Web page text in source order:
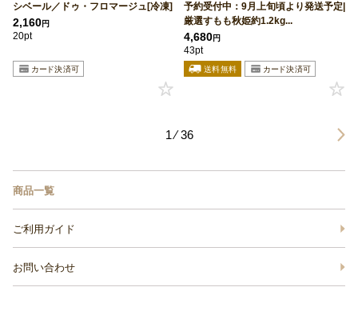
シベール／ドゥ・フロマージュ[冷凍]
2,160円
20pt
予約受付中：9月上旬頃より発送予定|
厳選すもも秋姫約1.2kg...
4,680円
43pt
1 ⁄ 36
商品一覧
ご利用ガイド
お問い合わせ